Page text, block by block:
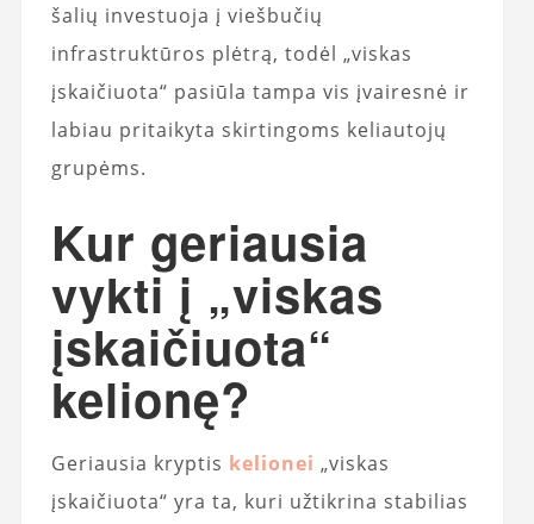
šalių investuoja į viešbučių
infrastruktūros plėtrą, todėl „viskas
įskaičiuota“ pasiūla tampa vis įvairesnė ir
labiau pritaikyta skirtingoms keliautojų
grupėms.
Kur geriausia
vykti į „viskas
įskaičiuota“
kelionę?
Geriausia kryptis kelionei „viskas
įskaičiuota“ yra ta, kuri užtikrina stabilias